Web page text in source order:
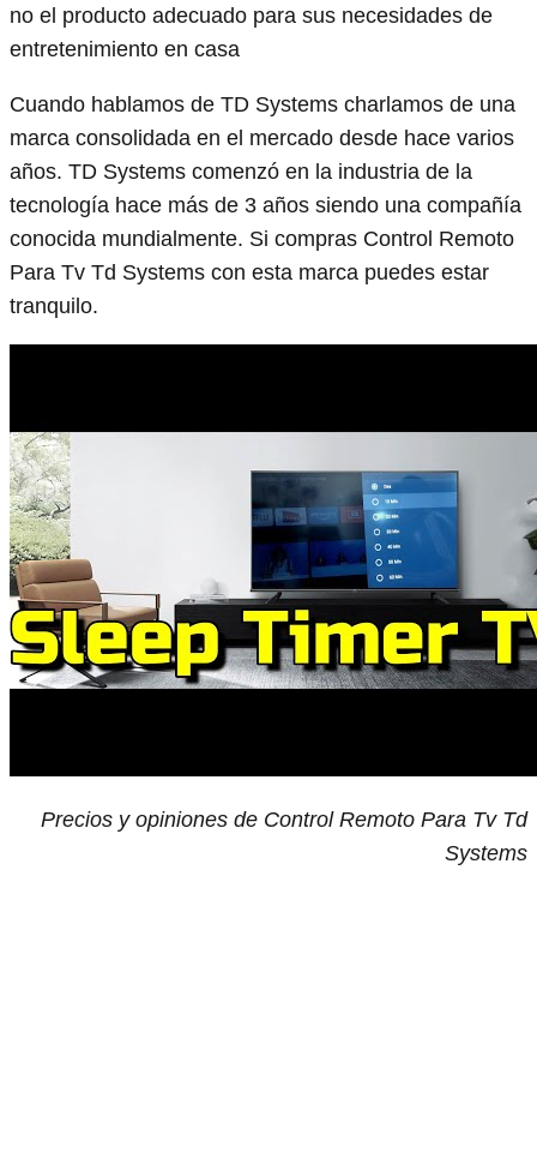
no el producto adecuado para sus necesidades de
entretenimiento en casa
Cuando hablamos de TD Systems charlamos de una
marca consolidada en el mercado desde hace varios
años. TD Systems comenzó en la industria de la
tecnología hace más de 3 años siendo una compañía
conocida mundialmente. Si compras Control Remoto
Para Tv Td Systems con esta marca puedes estar
tranquilo.
Precios y opiniones de Control Remoto Para Tv Td
Systems